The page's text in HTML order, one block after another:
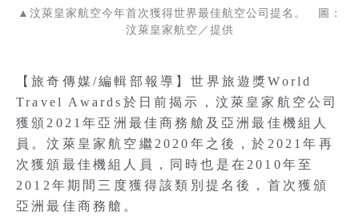
▲汶萊皇家航空今年首次獲得世界最佳航空公司提名。 圖：
汶萊皇家航空／提供
【旅奇傳媒/編輯部報導】世界旅遊獎World
Travel Awards於日前揭示，汶萊皇家航空公司
獲頒2021年亞洲最佳商務艙及亞洲最佳機組人
員。汶萊皇家航空繼2020年之後，於2021年再
次獲頒最佳機組人員，同時也是在2010年至
2012年期間三度獲得該類別提名後，首次獲頒
亞洲最佳商務艙。